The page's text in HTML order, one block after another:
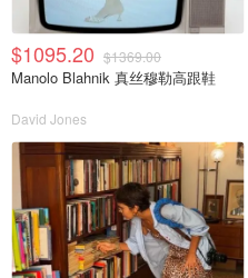
$1095.20 $1369.00
Manolo Blahnik 真丝穆勒高跟鞋
David Jones